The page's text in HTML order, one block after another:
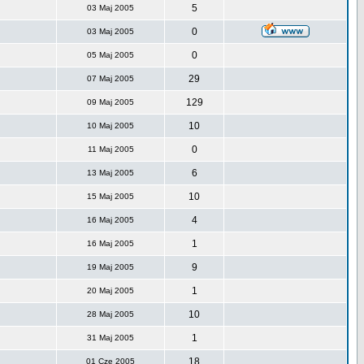
03 Maj 2005 5
03 Maj 2005 0
05 Maj 2005 0
07 Maj 2005 29
09 Maj 2005 129
10 Maj 2005 10
11 Maj 2005 0
13 Maj 2005 6
15 Maj 2005 10
16 Maj 2005 4
16 Maj 2005 1
19 Maj 2005 9
20 Maj 2005 1
28 Maj 2005 10
31 Maj 2005 1
01 Cze 2005 18